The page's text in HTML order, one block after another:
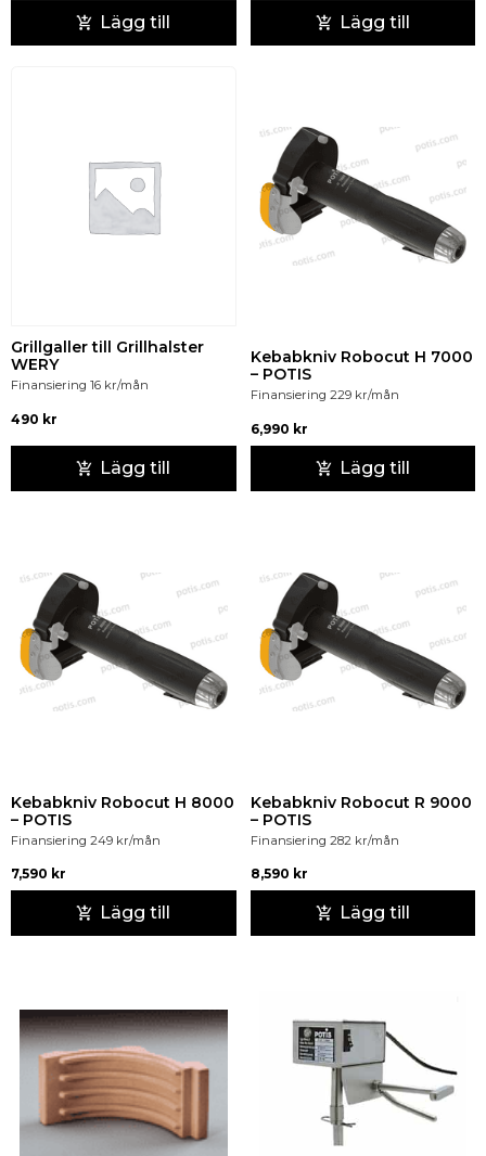
Lägg till Lägg till
Grillgaller till Grillhalster
WERY
Finansiering 16 kr/mån
490 kr
Lägg till
Kebabkniv Robocut H 7000
– POTIS
Finansiering 229 kr/mån
6,990 kr
Lägg till
Kebabkniv Robocut H 8000
– POTIS
Finansiering 249 kr/mån
7,590 kr
Lägg till
Kebabkniv Robocut R 9000
– POTIS
Finansiering 282 kr/mån
8,590 kr
Lägg till